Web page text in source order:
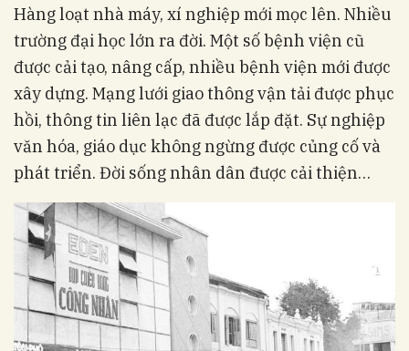
Hàng loạt nhà máy, xí nghiệp mới mọc lên. Nhiều
trường đại học lớn ra đời. Một số bệnh viện cũ
được cải tạo, nâng cấp, nhiều bệnh viện mới được
xây dựng. Mạng lưới giao thông vận tải được phục
hồi, thông tin liên lạc đã được lắp đặt. Sự nghiệp
văn hóa, giáo dục không ngừng được củng cố và
phát triển. Đời sống nhân dân được cải thiện…